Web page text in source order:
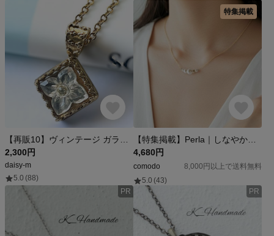
2,300円
daisy-m
5.0 (88)
特集掲載
4,680円
comodo
8,000円以上で送料無料
5.0 (43)
PR
PR